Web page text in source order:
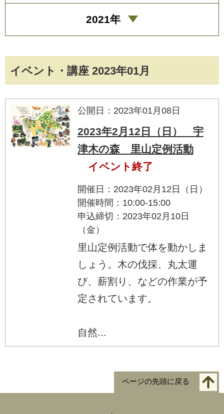
イベント・講座 2023年01月
公開日：2023年01月08日
2023年2月12日（日） 宇
津木の森 里山定例活動
イベント終了
開催日：2023年02月12日（日）
開催時間：10:00-15:00
申込締切：2023年02月10日
（金）
里山定例活動で体を動かしま
しょう。木の伐採、丸太運
び、薪割り、などの作業が予
定されています。
自然...
2021年
ページの先頭に戻る